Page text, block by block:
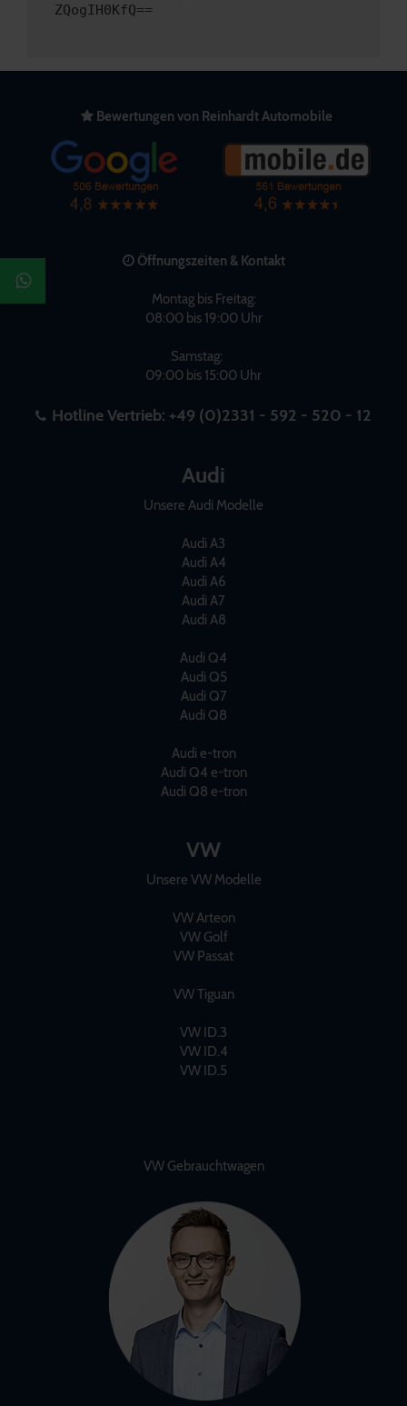
ZQogIH0KfQ==
Bewertungen von Reinhardt Automobile
Öffnungszeiten & Kontakt
Montag bis Freitag:
08:00 bis 19:00 Uhr
Samstag:
09:00 bis 15:00 Uhr
Hotline Vertrieb: +49 (0)2331 - 592 - 520 - 12
Audi
Unsere Audi Modelle
Audi A3
Audi A4
Audi A6
Audi A7
Audi A8
Audi Q4
Audi Q5
Audi Q7
Audi Q8
Audi e-tron
Audi Q4 e-tron
Audi Q8 e-tron
VW
Unsere VW Modelle
VW Arteon
VW Golf
VW Passat
VW Tiguan
VW ID.3
VW ID.4
VW ID.5
VW Gebrauchtwagen